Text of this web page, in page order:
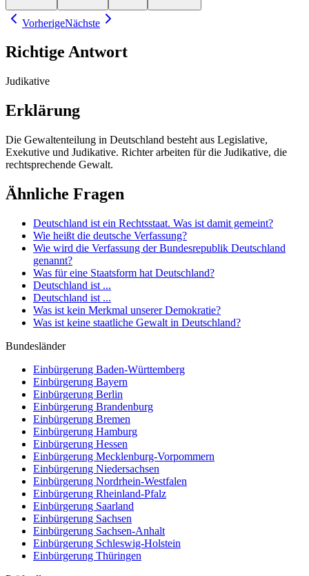
VorherigeNächste
Richtige Antwort
Judikative
Erklärung
Die Gewaltenteilung in Deutschland besteht aus Legislative,
Exekutive und Judikative. Richter arbeiten für die Judikative, die
rechtsprechende Gewalt.
Ähnliche Fragen
Deutschland ist ein Rechtsstaat. Was ist damit gemeint?
Wie heißt die deutsche Verfassung?
Wie wird die Verfassung der Bundesrepublik Deutschland
genannt?
Was für eine Staatsform hat Deutschland?
Deutschland ist ...
Deutschland ist ...
Was ist kein Merkmal unserer Demokratie?
Was ist keine staatliche Gewalt in Deutschland?
Bundesländer
Einbürgerung Baden-Württemberg
Einbürgerung Bayern
Einbürgerung Berlin
Einbürgerung Brandenburg
Einbürgerung Bremen
Einbürgerung Hamburg
Einbürgerung Hessen
Einbürgerung Mecklenburg-Vorpommern
Einbürgerung Niedersachsen
Einbürgerung Nordrhein-Westfalen
Einbürgerung Rheinland-Pfalz
Einbürgerung Saarland
Einbürgerung Sachsen
Einbürgerung Sachsen-Anhalt
Einbürgerung Schleswig-Holstein
Einbürgerung Thüringen